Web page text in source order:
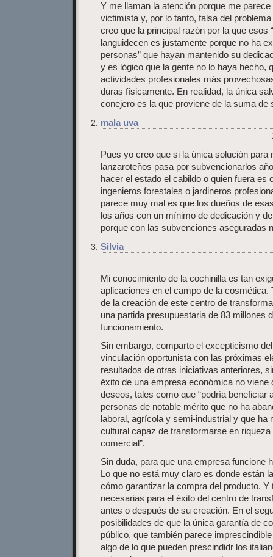
Y me llaman la atención porque me
victimista y, por lo tanto, falsa del
creo que la principal razón por la que esos
languidecen es justamente porque no ha
personas” que hayan mantenido su
y es lógico que la gente no lo haya hecho,
actividades profesionales más
duras físicamente. En realidad, la única
conejero es la que proviene de la suma
mala uva
Pues yo creo que si la única solución para
lanzaroteños pasa por subvencionarlos
hacer el estado el cabildo o quien fuera es
ingenieros forestales o jardineros
parece muy mal es que los dueños de
los años con un mínimo de dedicación y
porque con las subvenciones aseguradas
Silvia
Mi conocimiento de la cochinilla es tan
aplicaciones en el campo de la cosmética.
de la creación de este centro de
una partida presupuestaria de 83 millones
funcionamiento.
Sin embargo, comparto el excepticismo
vinculación oportunista con las próximas
resultados de otras iniciativas anteriores,
éxito de una empresa económica no viene
deseos, tales como que “podría beneficiar
personas de notable mérito que no ha
laboral, agrícola y semi-industrial y que ha
cultural capaz de transformarse en
comercial”.
Sin duda, para que una empresa funcione
Lo que no está muy claro es donde están
cómo garantizar la compra del producto.
necesarias para el éxito del centro de
antes o después de su creación. En el
posibilidades de que la única garantía de
público, que también parece
algo de lo que pueden prescindidr los